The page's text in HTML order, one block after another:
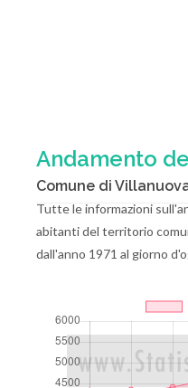
Andamento
Comune di
Tutte le informazioni
abitanti del territorio
dall'anno 1971 al giorno